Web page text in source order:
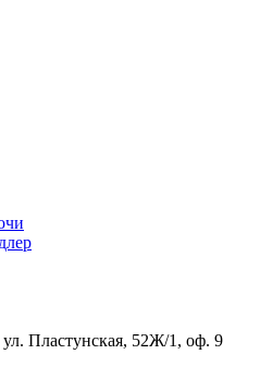
Пластунская, 52Ж/1, оф. 9